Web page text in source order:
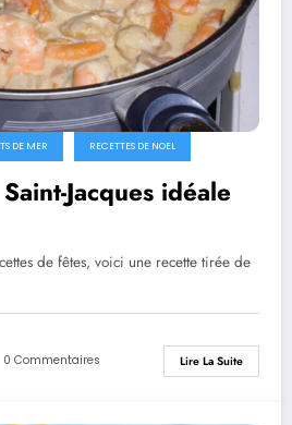
DE MER RECETTES DE NOEL
Jacques idéale
de fêtes, voici une recette tirée de
0 Commentaires Lire La Suite